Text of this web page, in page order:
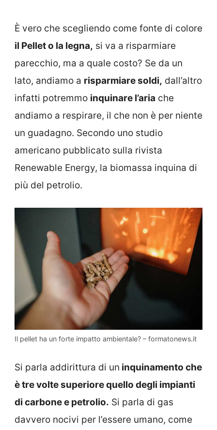
È vero che scegliendo come fonte di colore
il Pellet o la legna, si va a risparmiare
parecchio, ma a quale costo? Se da un
lato, andiamo a risparmiare soldi, dall’altro
infatti potremmo inquinare l’aria che
andiamo a respirare, il che non è per niente
un guadagno. Secondo uno studio
americano pubblicato sulla rivista
Renewable Energy, la biomassa inquina di
più del petrolio.
Il pellet ha un forte impatto ambientale? – formatonews.it
Si parla addirittura di un inquinamento che
è tre volte superiore quello degli impianti
di carbone e petrolio. Si parla di gas
davvero nocivi per l’essere umano, come